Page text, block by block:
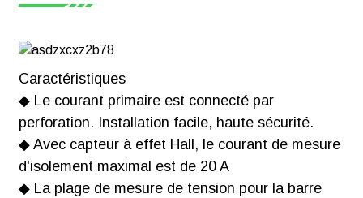
Caractéristiques
◆ Le courant primaire est connecté par
perforation. Installation facile, haute sécurité.
◆ Avec capteur à effet Hall, le courant de mesure
d'isolement maximal est de 20 A
◆ La plage de mesure de tension pour la barre
d'acquisition de
de type
perforation
AGF-T
Télécharger